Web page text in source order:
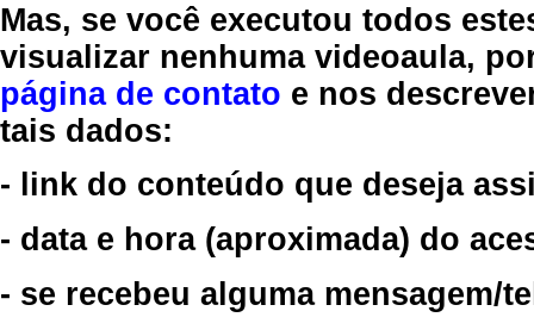
Mas, se você executou todos
visualizar nenhuma videoaula,
página de contato e nos
tais dados:
- link do conteúdo que deseja
- data e hora (aproximada) do
- se recebeu alguma mensagem/